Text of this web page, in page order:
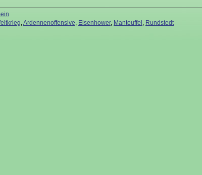
Ardennenoffensive Eisenhower, Manteuffel Rundstedt